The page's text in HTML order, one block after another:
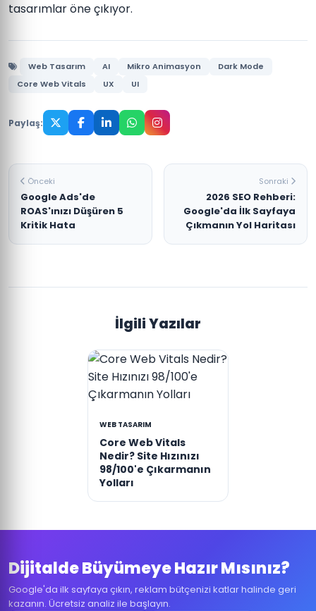
tasarımlar öne çıkıyor.
Web Tasarım AI Mikro Animasyon
Dark Mode
Core Web Vitals
UX UI
Paylaş:
Önceki
Google Ads'de
ROAS'ınızı Düşüren 5
Kritik Hata
Sonraki
2026 SEO Rehberi:
Google'da İlk Sayfaya
Çıkmanın Yol Haritası
İlgili Yazılar
WEB TASARIM
Core Web Vitals
Nedir? Site Hızınızı
98/100'e Çıkarmanın
Yolları
Dijitalde Büyümeye Hazır Mısınız?
Google'da ilk sayfaya çıkın, reklam bütçenizi katlar halinde geri
kazanın. Ücretsiz analiz ile başlayın.